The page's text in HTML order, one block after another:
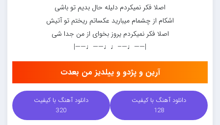
اصلا فکر نمیکردم دلیله حال بدیم تو باشی
اشکام از چشمام میبارید عکساتم ریختم تو آتیش
اصلا فکر نمیکردم یروز بخوای از من جدا شی
|——♩—–♩♩——♩——|
آرین و پژدو و ییلدیز من بعدت
دانلود آهنگ با کیفیت
128
دانلود آهنگ با کیفیت
320